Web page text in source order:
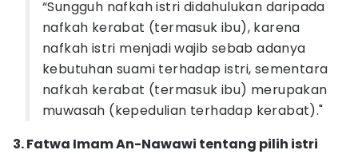
“Sungguh nafkah istri didahulukan daripada
nafkah kerabat (termasuk ibu), karena
nafkah istri menjadi wajib sebab adanya
kebutuhan suami terhadap istri, sementara
nafkah kerabat (termasuk ibu) merupakan
muwasah (kepedulian terhadap kerabat)."
3. Fatwa Imam An-Nawawi tentang pilih istri